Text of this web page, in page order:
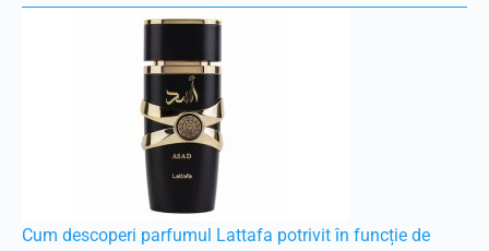
Cum descoperi parfumul Lattafa potrivit în funcție de